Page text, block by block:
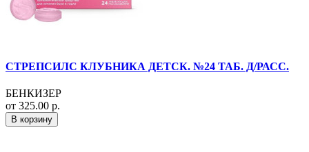
СТРЕПСИЛС КЛУБНИКА ДЕТСК. №24 ТАБ. Д/РАСС.
БЕНКИЗЕР
от 325.00 р.
В корзину